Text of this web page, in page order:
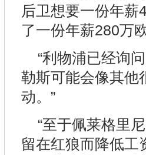
后卫想要一份年薪
了一份年薪280万
“利物浦已经询
勒斯可能会像其他
动。”
“至于佩莱格里
留在红狼而降低工